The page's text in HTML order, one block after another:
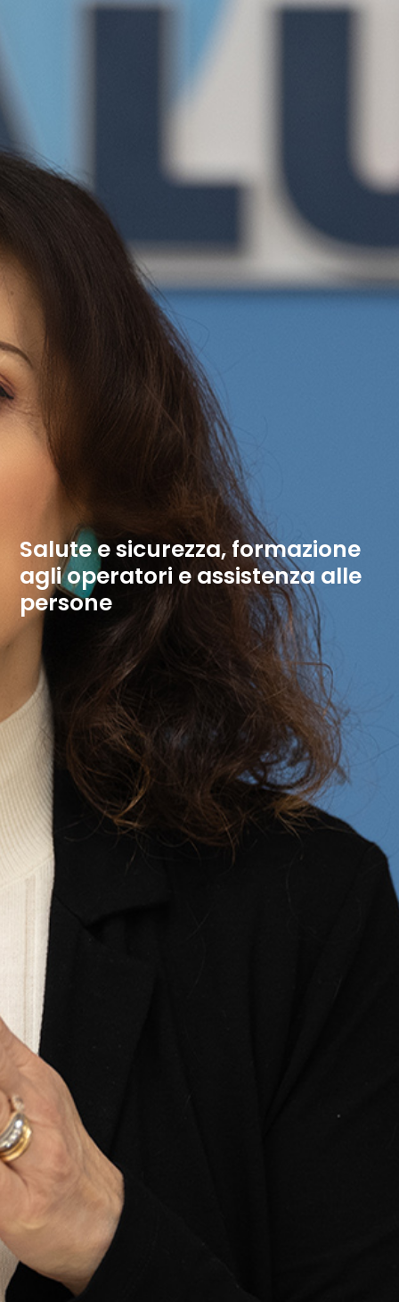
Salute e sicurezza, formazione
agli operatori e assistenza alle
persone